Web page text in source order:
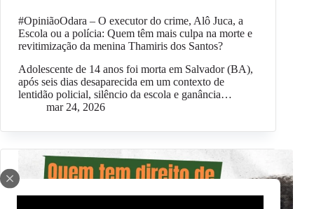
#OpiniãoOdara – O executor do crime, Alô Juca, a
Escola ou a polícia: Quem têm mais culpa na morte e
revitimização da menina Thamiris dos Santos?
Adolescente de 14 anos foi morta em Salvador (BA),
após seis dias desaparecida em um contexto de
lentidão policial, silêncio da escola e ganância…
mar 24, 2026